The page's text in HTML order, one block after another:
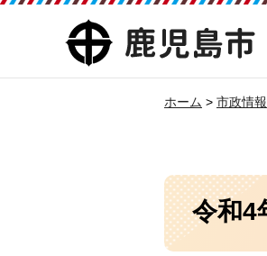
鹿児島市
ホーム > 市政情報
令和4